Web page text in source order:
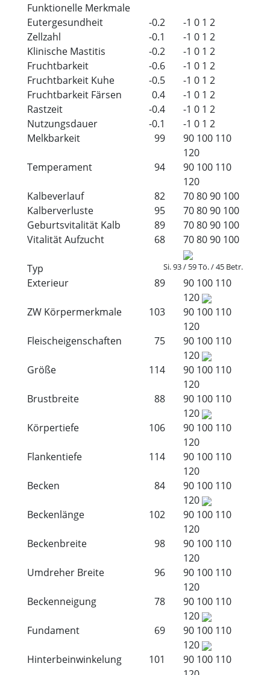
Funktionelle Merkmale
Eutergesundheit
-0.2 -1 0 1 2
Zellzahl
-0.1 -1 0 1 2
Klinische Mastitis
-0.2 -1 0 1 2
Fruchtbarkeit
-0.6 -1 0 1 2
Fruchtbarkeit Kuhe
-0.5 -1 0 1 2
Fruchtbarkeit Färsen
0.4 -1 0 1 2
Rastzeit
-0.4 -1 0 1 2
Nutzungsdauer
-0.1 -1 0 1 2
Melkbarkeit
99 90 100 110
120
Temperament
94 90 100 110
120
Kalbeverlauf
82 708090 100
Kalberverluste
95 708090 100
Geburtsvitalität Kalb
89 708090 100
Vitalität Aufzucht
68 708090 100
Typ Si. 93 / 59 Tö. / 45 Betr.
Exterieur 89 90 100 110
120
ZW Körpermerkmale
103 90 100 110
120
Fleischeigenschaften
75 90 100 110
120
Größe
114 90 100 110
120
Brustbreite
88 90 100 110
120
Körpertiefe
106 90 100 110
120
Flankentiefe
114 90 100 110
120
Becken
84 90 100 110
120
Beckenlänge
102 90 100 110
120
Beckenbreite
98 90 100 110
120
Umdreher Breite
96 90 100 110
120
Beckenneigung
78 90 100 110
120
Fundament
69 90 100 110
120
Hinterbeinwinkelung
101 90 100 110